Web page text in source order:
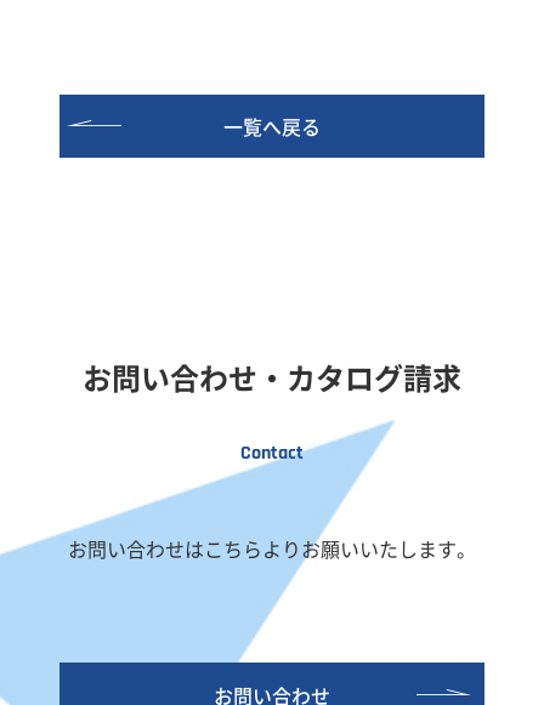
一覧へ戻る
お問い合わせ・カタログ請求
Contact
お問い合わせはこちらよりお願いいたします。
お問い合わせ